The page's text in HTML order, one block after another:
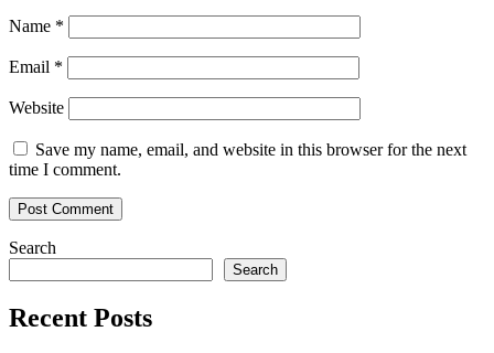
Name *
Email *
Website
Save my name, email, and website in this browser for the next
time I comment.
Search
Search
Recent Posts